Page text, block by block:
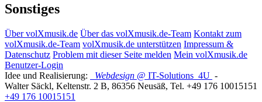
Sonstiges
Über volXmusik.de Über das volXmusik.de-Team Kontakt zum
volXmusik.de-Team volXmusik.de unterstützen Impressum &
Datenschutz Problem mit dieser Seite melden Mein volXmusik.de
Benutzer-Login
Idee und Realisierung:
Webdesign @ IT-Solutions 4U -
Walter Säckl, Keltenstr. 2 B, 86356 Neusäß, Tel. +49 176 10015151
+49 176 10015151